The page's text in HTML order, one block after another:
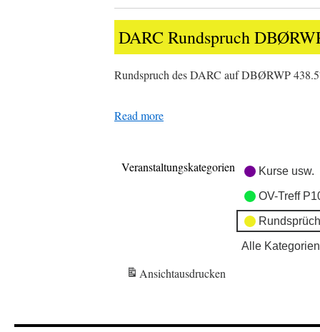
DARC
Rundspruch
DBØRWP
DARC Rundspruch
Rundspruch des DARC auf DBØRWP
Read more
Veranstaltungskategorien Kurse usw.
OV-Treff
Alle Kategorien
Ansichtausdrucken